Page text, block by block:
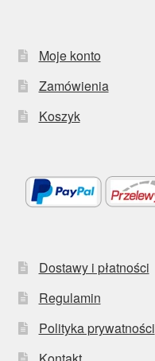
Moje konto
Zamówienia
Koszyk
Dostawy i płatności
Regulamin
Polityka prywatności